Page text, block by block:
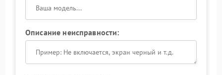
Описание неисправности: